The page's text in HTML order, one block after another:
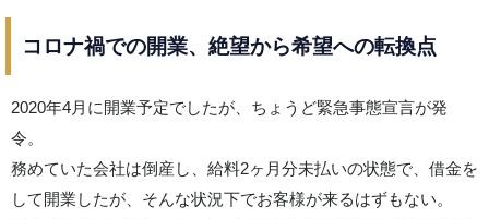
コロナ禍での開業、絶望から希望への転換点
2020年4月に開業予定でしたが、ちょうど緊急事態宣言が発
令。
務めていた会社は倒産し、給料2ヶ月分未払いの状態で、借金を
して開業したが、そんな状況下でお客様が来るはずもない。